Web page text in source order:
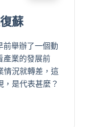
蘇
前舉辦了一個動
產業的發展前
情況就轉差，這
是代表甚麼？